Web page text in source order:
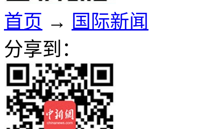
首页 → 国际新闻
分享到：